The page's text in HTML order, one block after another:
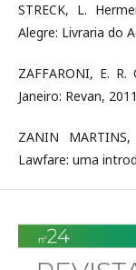
STRECK, L.
Alegre: Livraria do
ZAFFARONI, E.
Janeiro: Revan,
ZANIN
Lawfare: uma